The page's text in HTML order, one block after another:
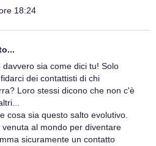
18:24
sia come dici tu! Solo
dei contattisti di chi
Loro stessi dicono che non c'è
cosa sia questo salto evolutivo.
al mondo per diventare
sicuramente un contatto